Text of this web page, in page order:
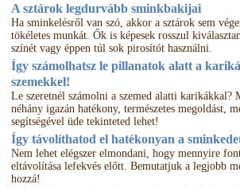
A sztárok legdurvább sminkbakijai
Ha sminkelésről van szó, akkor a sztárok sem
tökéletes munkát. Ők is képesek rosszul
színét vagy éppen túl sok pirosítót használni.
Így számolhatsz le pillanatok alatt a
szemekkel!
Le szeretnél számolni a szemed alatti karikákkal?
néhány igazán hatékony, természetes megoldást,
segítségével üde tekinteted lehet!
Így távolíthatod el hatékonyan a
Nem lehet elégszer elmondani, hogy mennyire
eltávolítása lefekvés előtt. Bemutatjuk a legjobb
hozzá!